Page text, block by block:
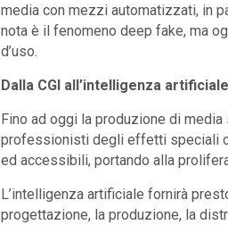
media con mezzi automatizzati, in
nota è il fenomeno deep fake, ma
d’uso.
Dalla CGI all’intelligenza
Fino ad oggi la produzione di
professionisti degli effetti speciali
ed accessibili, portando alla
L’intelligenza artificiale fornirà
progettazione, la produzione, la